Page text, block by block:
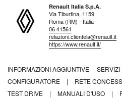
Renault Italia S.p.A.
Via Tiburtina, 1159
Roma (RM) - Italia
06 41561
relazioni.clientela@renault.it
https://www.renault.it/
INFORMAZIONI AGGIUNTIVE SERVIZI
CONFIGURATORE
| RETE
TEST DRIVE
| MANUALI D'USO |